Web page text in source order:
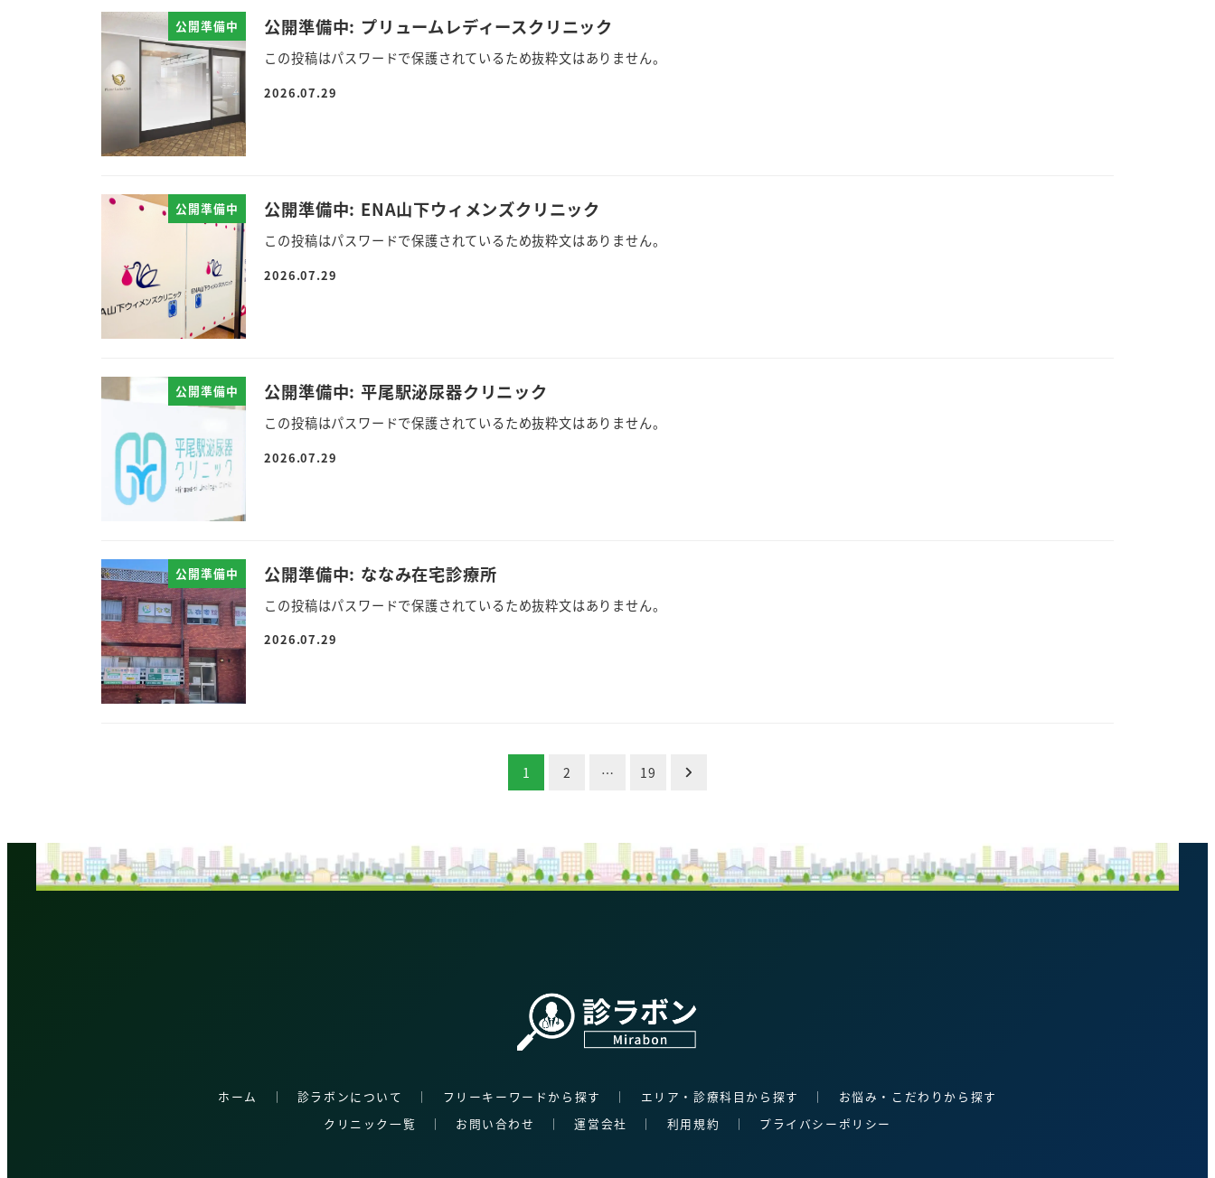
公開準備中 公開準備中: プリュームレディースクリニック
この投稿はパスワードで保護されているため抜粋文はありません。
2026.07.29
公開準備中 公開準備中: ENA山下ウィメンズクリニック
この投稿はパスワードで保護されているため抜粋文はありません。
2026.07.29
公開準備中 公開準備中: 平尾駅泌尿器クリニック
この投稿はパスワードで保護されているため抜粋文はありません。
2026.07.29
公開準備中 公開準備中: ななみ在宅診療所
この投稿はパスワードで保護されているため抜粋文はありません。
2026.07.29
の
ペ
1 2 … 19
ホーム │ 診ラボンについて │ フリーキーワードから探す │ エリア・診療科目から探す │ お悩み・こだわりから探す
クリニック一覧
│ お問い合わせ │運営会社 │ 利用規約 │ プライバシーポリシー